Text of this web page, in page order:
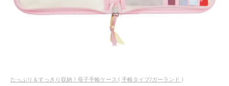
たっぷり＆すっきり収納！母子手帳ケース ( 手帳タイプ/ガーランド )